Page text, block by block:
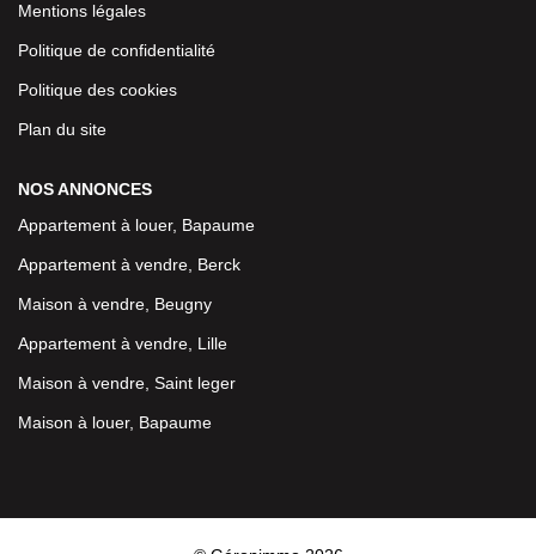
Mentions légales
Politique de confidentialité
Politique des cookies
Plan du site
NOS ANNONCES
Appartement à louer, Bapaume
Appartement à vendre, Berck
Maison à vendre, Beugny
Appartement à vendre, Lille
Maison à vendre, Saint leger
Maison à louer, Bapaume